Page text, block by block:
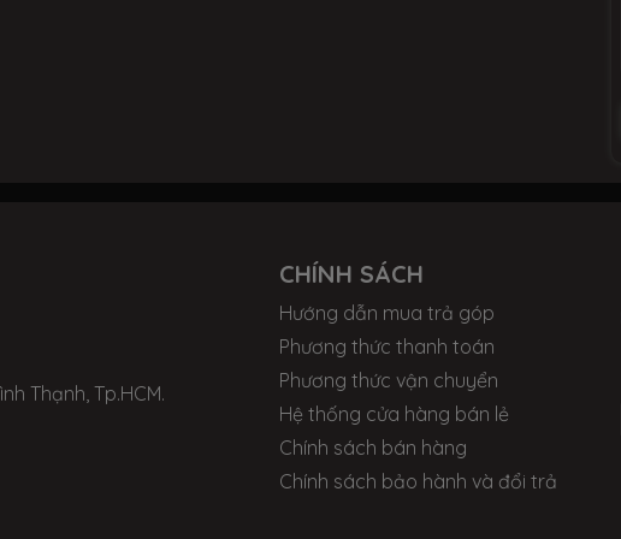
Thạnh, Tp.HCM.
CHÍNH SÁCH
Hướng dẫn mua trả góp
Phương thức thanh toán
Phương thức vận chuyển
Hệ thống cửa hàng bán lẻ
Chính sách bán hàng
Chính sách bảo hành và đổi trả